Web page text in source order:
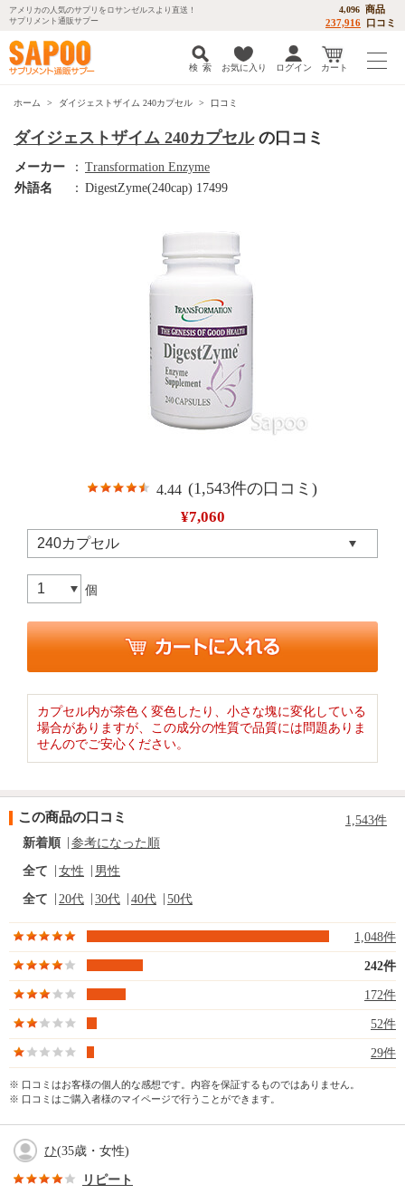
アメリカの人気のサプリをロサンゼルスより直送！
サプリメント通販サプー
4,096 商品
237,916 口コミ
検 索 お気に入り ログイン カート
ホーム ダイジェストザイム 240カプセル 口コミ
ダイジェストザイム 240カプセルの口コミ
メーカー ： Transformation Enzyme
外語名
： DigestZyme(240cap) 17499
4.44 (1,543件の口コミ)
¥7,060
個
カプセル内が茶色く変色したり、小さな塊に変化している
場合がありますが、この成分の性質で品質には問題ありま
せんのでご安心ください。
この商品の口コミ
1,543件
新着順
参考になった順
全て 女性 男性
全て 20代 30代 40代 50代
1,048件
242件
172件
52件
29件
※ 口コミはお客様の個人的な感想です。内容を保証するものではありません。
※ 口コミはご購入者様のマイページで行うことができます。
ひ(35歳・女性)
リピート